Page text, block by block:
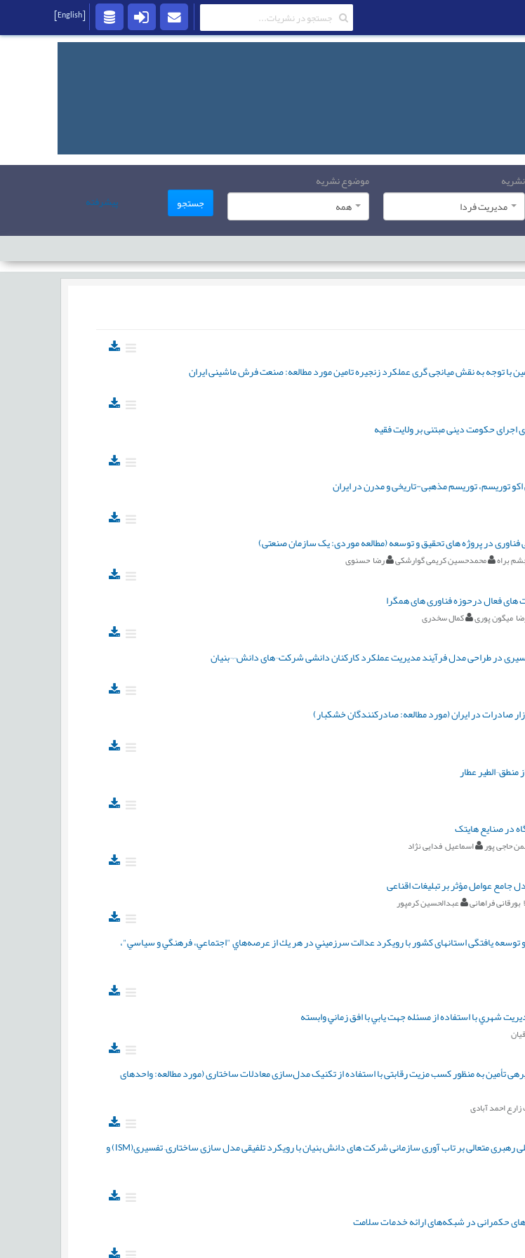
نشریه
مدیریت فردا
موضوع نشریه
همه
جستجو پیشرفته
با توجه به نقش میانجی گری عملکرد زنجیره تامین مورد مطالعه: صنعت فرش ماشینی ایران
اجرای حکومت دینی مبتنی بر ولایت ‏فقیه
توریسم، توریسم مذهبی-تاریخی و مدرن در ایران
در پروژه های تحقیق و توسعه (مطالعه موردی: یک سازمان صنعتی)
براه محمدحسین کریمی گوارشکی رضا حسنوی
فعال درحوزه فناوری های همگرا
ميگون پوری کمال سخدری
در طراحی مدل فرآیند مدیریت عملکرد کارکنان دانشی شرکت¬های دانش¬¬بنیان
صادرات در ايران (مورد مطالعه: صادركنندگان خشكبار)
عطار
در صنایع هایتک
حاجی پور اسماعیل فدایی نژاد
عوامل مؤثر بر تبلیغات اقناعی
فراهانی عبدالحسین کرمپور
یافتگی استانهای کشور با رويكرد عدالت سرزميني در هر يك از عرصه‌هاي "اجتماعي، فرهنگي و سياسي"،
شهري با استفاده از مسئله جهت‏ يابي با افق زماني وابسته
تأمین به منظور کسب مزیت رقابتی با استفاده از تکنیک مدل‌سازی معادلات ساختاری (مورد مطالعه: واحدهای
احمد آبادی
ارائه ی مدلی جامع جهت بررسی تاثیر علی رهبری متعالی بر تاب آوری سازمانی شرکت های دانش بنیان با رویکرد تلفیقی مدل سازی ساختاری– تفسیری(ISM) و
حکمرانی در شبکه‌های ارائه خدمات سلامت
[English]